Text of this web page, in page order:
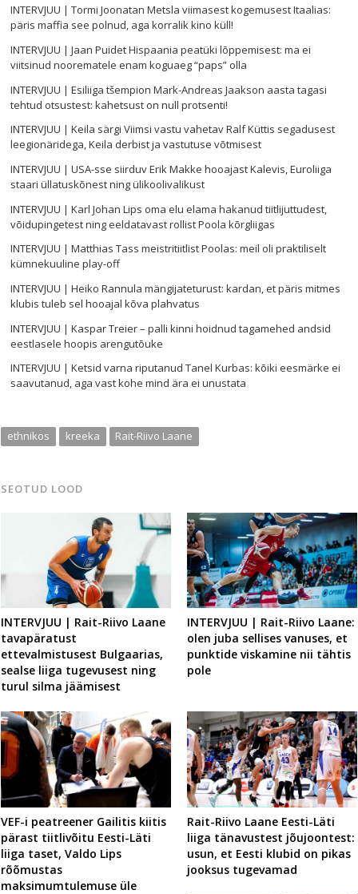
INTERVJUU | Tormi Joonatan Metsla viimasest kogemusest Itaalias:
päris maffia see polnud, aga korralik kino küll!
INTERVJUU | Jaan Puidet Hispaania peatüki lõppemisest: ma ei
viitsinud noorematele enam koguaeg “paps” olla
INTERVJUU | Esiliiga tšempion Mark-Andreas Jaakson aasta tagasi
tehtud otsustest: kahetsust on null protsenti!
INTERVJUU | Keila särgi Viimsi vastu vahetav Ralf Küttis segadusest
leegionäridega, Keila derbist ja vastutuse võtmisest
INTERVJUU | USA-sse siirduv Erik Makke hooajast Kalevis, Euroliiga
staari üllatuskõnest ning ülikoolivalikust
INTERVJUU | Karl Johan Lips oma elu elama hakanud tiitlijuttudest,
võidupingetest ning eeldatavast rollist Poola kõrgliigas
INTERVJUU | Matthias Tass meistritiitlist Poolas: meil oli praktiliselt
kümnekuuline play-off
INTERVJUU | Heiko Rannula mängijateturust: kardan, et päris mitmes
klubis tuleb sel hooajal kõva plahvatus
INTERVJUU | Kaspar Treier – palli kinni hoidnud tagamehed andsid
eestlasele hoopis arengutõuke
INTERVJUU | Ketsid varna riputanud Tanel Kurbas: kõiki eesmärke ei
saavutanud, aga vast kohe mind ära ei unustata
ethnikos kreeka Rait-Riivo Laane
SEOTUD LOOD
INTERVJUU | Rait-Riivo Laane
tavapäratust
ettevalmistusest Bulgaarias,
sealse liiga tugevusest ning
turul silma jäämisest
INTERVJUU | Rait-Riivo Laane:
olen juba sellises vanuses, et
punktide viskamine nii tähtis
pole
VEF-i peatreener Gailitis kiitis
pärast tiitlivõitu Eesti-Läti
liiga taset, Valdo Lips
rõõmustas
maksimumtulemuse üle
Rait-Riivo Laane Eesti-Läti
liiga tänavustest jõujoontest:
usun, et Eesti klubid on pikas
jooksus tugevamad